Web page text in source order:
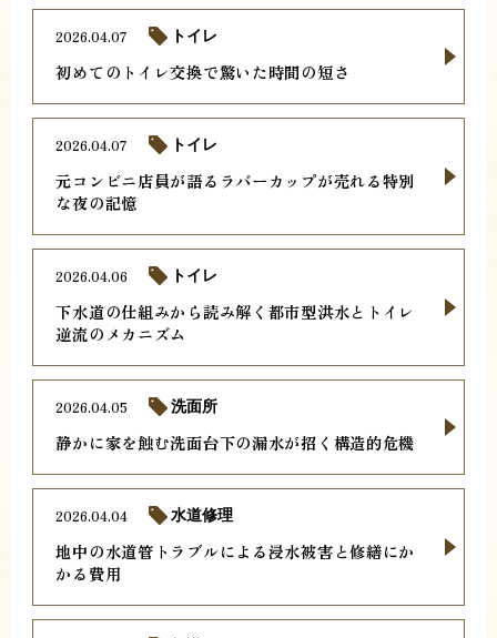
初めてのトイレ交換で驚いた時間の短さ
2026.04.07 トイレ
元コンビニ店員が語るラバーカップが売れる特別
な夜の記憶
2026.04.07 トイレ
下水道の仕組みから読み解く都市型洪水とトイレ
逆流のメカニズム
2026.04.06 トイレ
静かに家を蝕む洗面台下の漏水が招く構造的危機
2026.04.05 洗面所
地中の水道管トラブルによる浸水被害と修繕にか
かる費用
2026.04.04 水道修理